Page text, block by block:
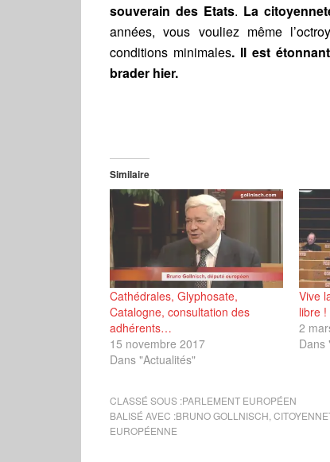
souverain des Etats. La
années, vous vouliez même
conditions minimales. Il est
brader hier.
Similaire
Cathédrales, Glyphosate,
Catalogne, consultation des
adhérents…
15 novembre 2017
Dans "Actualités"
Vive
libre !
2
Dans
CLASSÉ SOUS :PARLEMENT EUROPÉEN
BALISÉ AVEC :BRUNO GOLLNISCH
EUROPÉENNE